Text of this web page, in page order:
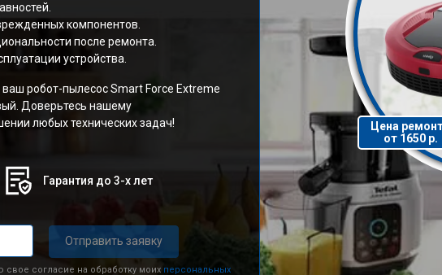
компонентов.
после ремонта.
устройства.
робот-пылесос Smart Force Extreme
Доверьтесь нашему
любых технических задач!
Гарантия до 3-х лет
Отправить заявку
свое согласие на обработку моих персональных
Цена
от 1650 р.